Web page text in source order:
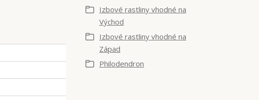
Izbové rastliny vhodné na
Východ
Izbové rastliny vhodné na
Západ
Philodendron